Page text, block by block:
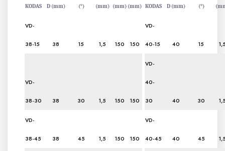
KODAS D (mm) (°) (mm) (mm) (mm) KODAS D (mm) (°)
VD-
38-15 38 15 1,5 150 150
VD-
40-15 40 15
VD-
38-30 38 30 1,5 150 150
VD-
40-
30 40 30
VD-
38-45 38 45 1,5 150 150
VD-
40-45 40 45